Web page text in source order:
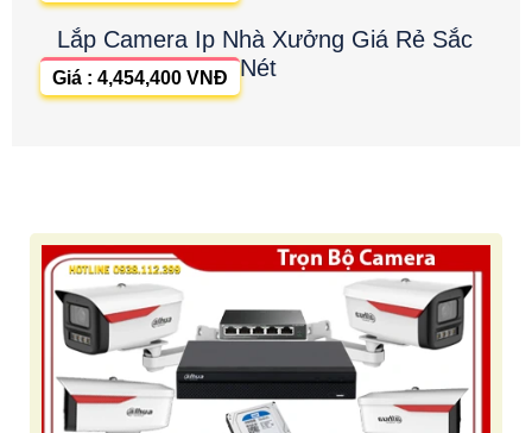
Lắp Camera Ip Nhà Xưởng Giá Rẻ Sắc
Nét
Giá : 4,454,400 VNĐ